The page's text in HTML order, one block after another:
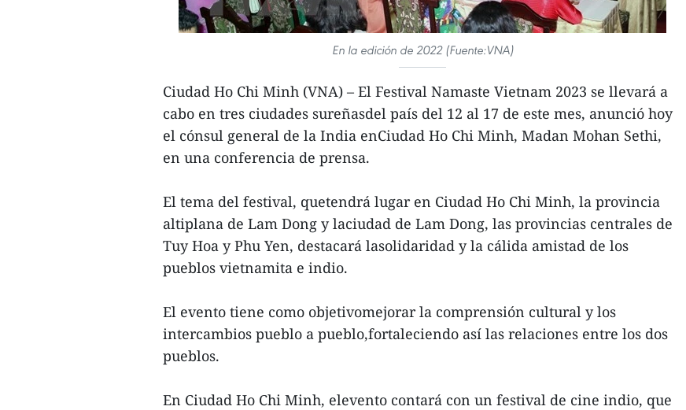
En la edición de 2022 (Fuente:VNA)
Ciudad Ho Chi Minh (VNA) – El Festival Namaste Vietnam 2023 se llevará a
cabo en tres ciudades sureñasdel país del 12 al 17 de este mes, anunció hoy
el cónsul general de la India enCiudad Ho Chi Minh, Madan Mohan Sethi,
en una conferencia de prensa.
El tema del festival, quetendrá lugar en Ciudad Ho Chi Minh, la provincia
altiplana de Lam Dong y laciudad de Lam Dong, las provincias centrales de
Tuy Hoa y Phu Yen, destacará lasolidaridad y la cálida amistad de los
pueblos vietnamita e indio.
El evento tiene como objetivomejorar la comprensión cultural y los
intercambios pueblo a pueblo,fortaleciendo así las relaciones entre los dos
pueblos.
En Ciudad Ho Chi Minh, elevento contará con un festival de cine indio, que